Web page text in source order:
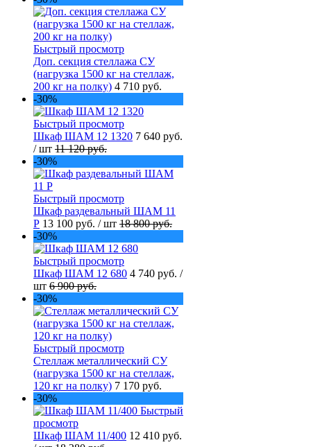
Быстрый просмотр
Доп. секция стеллажа СУ
(нагрузка 1500 кг на стеллаж,
200 кг на полку) 4 710 руб.
-30%
Быстрый просмотр
Шкаф ШАМ 12 1320 7 640 руб.
/ шт 11 120 руб.
-30%
Быстрый просмотр
Шкаф раздевальный ШАМ 11
Р 13 100 руб. / шт 18 800 руб.
-30%
Быстрый просмотр
Шкаф ШАМ 12 680 4 740 руб. /
шт 6 900 руб.
-30%
Быстрый просмотр
Стеллаж металлический СУ
(нагрузка 1500 кг на стеллаж,
120 кг на полку) 7 170 руб.
-30%
Быстрый
просмотр
Шкаф ШАМ 11/400 12 410 руб.